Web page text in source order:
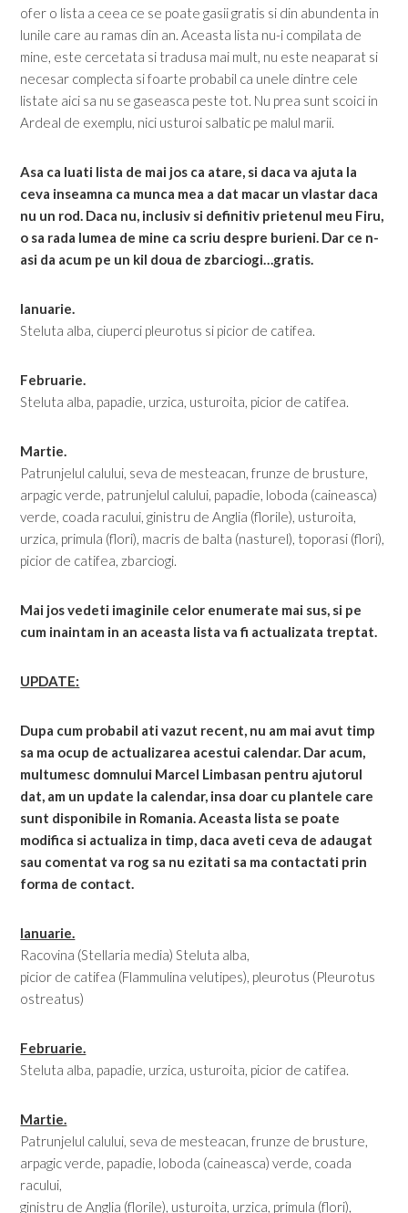
ofer o lista a ceea ce se poate gasii gratis si din abundenta in
lunile care au ramas din an. Aceasta lista nu-i compilata de
mine, este cercetata si tradusa mai mult, nu este neaparat si
necesar complecta si foarte probabil ca unele dintre cele
listate aici sa nu se gaseasca peste tot. Nu prea sunt scoici in
Ardeal de exemplu, nici usturoi salbatic pe malul marii.
Asa ca luati lista de mai jos ca atare, si daca va ajuta la
ceva inseamna ca munca mea a dat macar un vlastar daca
nu un rod. Daca nu, inclusiv si definitiv prietenul meu Firu,
o sa rada lumea de mine ca scriu despre burieni. Dar ce n-
asi da acum pe un kil doua de zbarciogi…gratis.
Ianuarie.
Steluta alba, ciuperci pleurotus si picior de catifea.
Februarie.
Steluta alba, papadie, urzica, usturoita, picior de catifea.
Martie.
Patrunjelul calului, seva de mesteacan, frunze de brusture,
arpagic verde, patrunjelul calului, papadie, loboda (caineasca)
verde, coada racului, ginistru de Anglia (florile), usturoita,
urzica, primula (flori), macris de balta (nasturel), toporasi (flori),
picior de catifea, zbarciogi.
Mai jos vedeti imaginile celor enumerate mai sus, si pe
cum inaintam in an aceasta lista va fi actualizata treptat.
UPDATE:
Dupa cum probabil ati vazut recent, nu am mai avut timp
sa ma ocup de actualizarea acestui calendar. Dar acum,
multumesc domnului Marcel Limbasan pentru ajutorul
dat, am un update la calendar, insa doar cu plantele care
sunt disponibile in Romania. Aceasta lista se poate
modifica si actualiza in timp, daca aveti ceva de adaugat
sau comentat va rog sa nu ezitati sa ma contactati prin
forma de contact.
Ianuarie.
Racovina (Stellaria media) Steluta alba,
picior de catifea (Flammulina velutipes), pleurotus (Pleurotus
ostreatus)
Februarie.
Steluta alba, papadie, urzica, usturoita, picior de catifea.
Martie.
Patrunjelul calului, seva de mesteacan, frunze de brusture,
arpagic verde, papadie, loboda (caineasca) verde, coada
racului,
ginistru de Anglia (florile), usturoita, urzica, primula (flori),